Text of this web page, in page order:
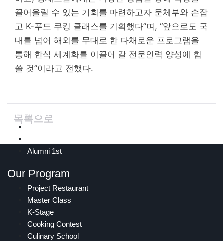
끌어올릴 수 있는 기회를 마련하고자 문체부와 손잡
고 K-푸드 쿠킹 클래스를 기획했다”며, “앞으로도 국
내를 넘어 해외를 무대로 한 다채로운 프로그램을
통해 한식 세계화를 이끌어 갈 전문인력 양성에 힘
쓸 것”이라고 전했다.
목록으로
컨텐츠 정보
Cuisine.K Project
Alumni 1st
Our Program
Project Restaurant
Master Class
K-Stage
Cooking Contest
Culinary School